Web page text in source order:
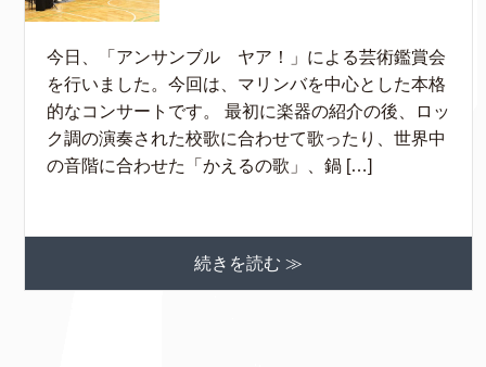
今日、「アンサンブル ヤア！」による芸術鑑賞会
を行いました。今回は、マリンバを中心とした本格
的なコンサートです。 最初に楽器の紹介の後、ロッ
ク調の演奏された校歌に合わせて歌ったり、世界中
の音階に合わせた「かえるの歌」、鍋 […]
続きを読む ≫